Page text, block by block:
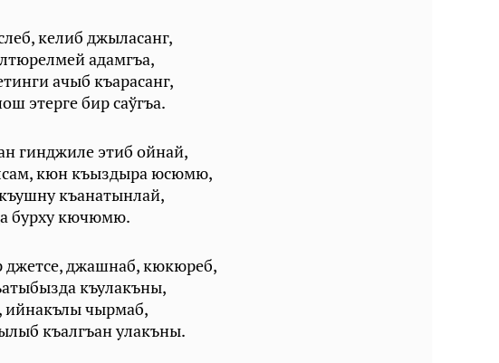
келиб джыласанг,
адамгъа,
ачыб къарасанг,
этерге бир саўгъа.
гинджиле этиб ойнай,
кюн къыздыра юсюмю,
къанатынлай,
бурху кючюмю.
джетсе, джашнаб, кюкюреб,
къулакъны,
ийнакълы чырмаб,
къалгъан улакъны.